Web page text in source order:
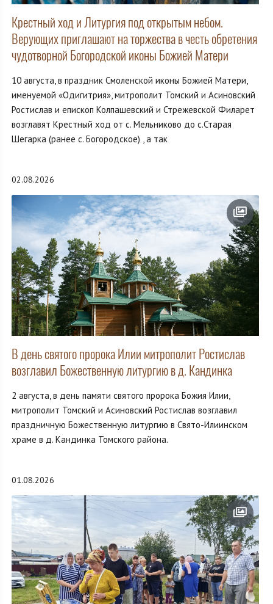
Крестный ход и Литургия под открытым небом.
Верующих приглашают на торжества в честь обретения
чудотворной Богородской иконы Божией Матери
10 августа, в праздник Смоленской иконы Божией Матери,
именуемой «Одигитрия», митрополит Томский и Асиновский
Ростислав и епископ Колпашевский и Стрежевской Филарет
возглавят Крестный ход от с. Мельниково до с.Старая
Шегарка (ранее с. Богородское) , а так
02.08.2026
В день святого пророка Илии митрополит Ростислав
возглавил Божественную литургию в д. Кандинка
2 августа, в день памяти святого пророка Божия Илии,
митрополит Томский и Асиновский Ростислав возглавил
праздничную Божественную литургию в Свято-Илиинском
храме в д. Кандинка Томского района.
01.08.2026